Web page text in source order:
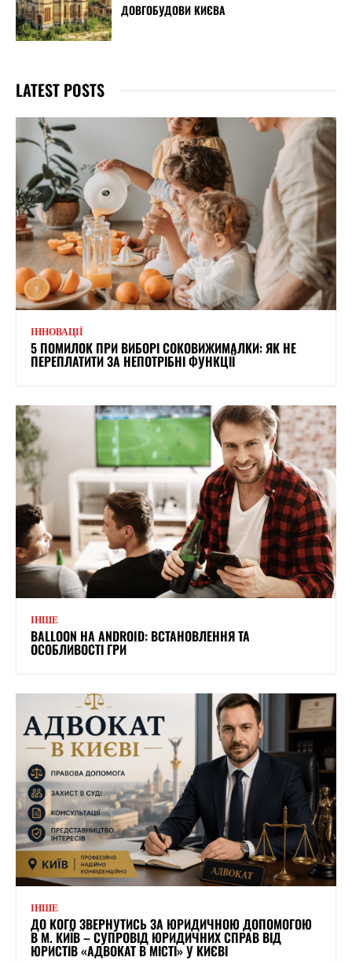
ДОВГОБУДОВИ КИЄВА
LATEST POSTS
ІННОВАЦІЇ
5 ПОМИЛОК ПРИ ВИБОРІ СОКОВИЖИМАЛКИ: ЯК НЕ
ПЕРЕПЛАТИТИ ЗА НЕПОТРІБНІ ФУНКЦІЇ
ІНШЕ
BALLOON НА ANDROID: ВСТАНОВЛЕННЯ ТА
ОСОБЛИВОСТІ ГРИ
ІНШЕ
ДО КОГО ЗВЕРНУТИСЬ ЗА ЮРИДИЧНОЮ ДОПОМОГОЮ
В М. КИЇВ – СУПРОВІД ЮРИДИЧНИХ СПРАВ ВІД
ЮРИСТІВ «АДВОКАТ В МІСТІ» У КИЄВІ